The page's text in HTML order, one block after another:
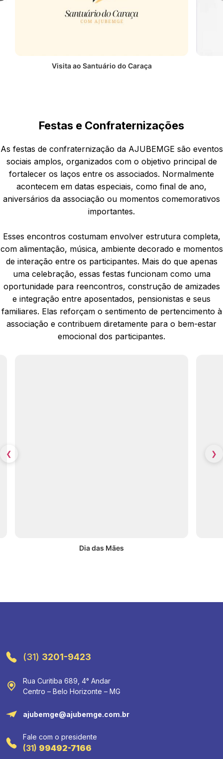
Visita ao Santuário do Caraça
Festas e Confraternizações
As festas de confraternização da AJUBEMGE são eventos
sociais amplos, organizados com o objetivo principal de
fortalecer os laços entre os associados. Normalmente
acontecem em datas especiais, como final de ano,
aniversários da associação ou momentos comemorativos
importantes.
Esses encontros costumam envolver estrutura completa,
com alimentação, música, ambiente decorado e momentos
de interação entre os participantes. Mais do que apenas
uma celebração, essas festas funcionam como uma
oportunidade para reencontros, construção de amizades
e integração entre aposentados, pensionistas e seus
familiares. Elas reforçam o sentimento de pertencimento à
associação e contribuem diretamente para o bem-estar
emocional dos participantes.
Dia das Mães
❮ ❯
(31) 3201-9423
Rua Curitiba 689, 4° Andar
Centro – Belo Horizonte – MG
ajubemge@ajubemge.com.br
Fale com o presidente
(31) 99492-7166